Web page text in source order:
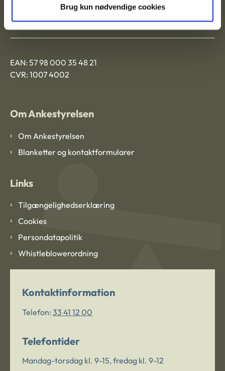
Brug kun nødvendige cookies
Ankestyrelsen København
EAN: 57 98 000 35 48 21
CVR: 1007 4002
Om Ankestyrelsen
Om Ankestyrelsen
Blanketter og kontaktformularer
Links
Tilgængelighedserklæring
Cookies
Persondatapolitik
Whistleblowerordning
Kontaktinformation
Telefon: 33 41 12 00
Telefontider
Mandag-torsdag kl. 9-15, fredag kl. 9-12